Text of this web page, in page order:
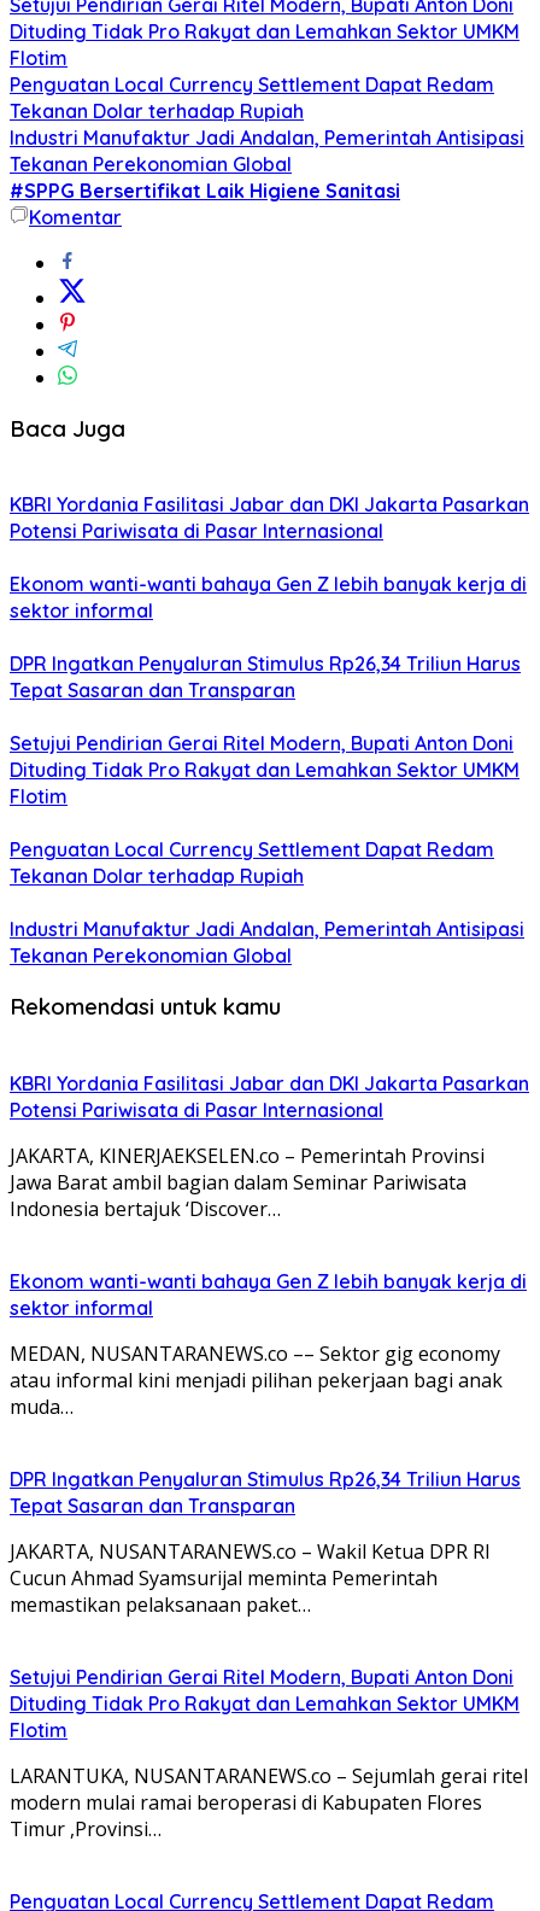
Dituding Tidak Pro Rakyat dan Lemahkan Sektor UMKM
Flotim
Penguatan Local Currency Settlement Dapat Redam
Tekanan Dolar terhadap Rupiah
Industri Manufaktur Jadi Andalan, Pemerintah Antisipasi
Tekanan Perekonomian Global
#SPPG Bersertifikat Laik Higiene Sanitasi
Komentar
Baca Juga
KBRI Yordania Fasilitasi Jabar dan DKI Jakarta Pasarkan
Potensi Pariwisata di Pasar Internasional
Ekonom wanti-wanti bahaya Gen Z lebih banyak kerja di
sektor informal
DPR Ingatkan Penyaluran Stimulus Rp26,34 Triliun Harus
Tepat Sasaran dan Transparan
Setujui Pendirian Gerai Ritel Modern, Bupati Anton Doni
Dituding Tidak Pro Rakyat dan Lemahkan Sektor UMKM
Flotim
Penguatan Local Currency Settlement Dapat Redam
Tekanan Dolar terhadap Rupiah
Industri Manufaktur Jadi Andalan, Pemerintah Antisipasi
Tekanan Perekonomian Global
Rekomendasi untuk kamu
KBRI Yordania Fasilitasi Jabar dan DKI Jakarta Pasarkan
Potensi Pariwisata di Pasar Internasional
JAKARTA, KINERJAEKSELEN.co – Pemerintah Provinsi
Jawa Barat ambil bagian dalam Seminar Pariwisata
Indonesia bertajuk ‘Discover…
Ekonom wanti-wanti bahaya Gen Z lebih banyak kerja di
sektor informal
MEDAN, NUSANTARANEWS.co –– Sektor gig economy
atau informal kini menjadi pilihan pekerjaan bagi anak
muda…
DPR Ingatkan Penyaluran Stimulus Rp26,34 Triliun Harus
Tepat Sasaran dan Transparan
JAKARTA, NUSANTARANEWS.co – Wakil Ketua DPR RI
Cucun Ahmad Syamsurijal meminta Pemerintah
memastikan pelaksanaan paket…
Setujui Pendirian Gerai Ritel Modern, Bupati Anton Doni
Dituding Tidak Pro Rakyat dan Lemahkan Sektor UMKM
Flotim
LARANTUKA, NUSANTARANEWS.co – Sejumlah gerai ritel
modern mulai ramai beroperasi di Kabupaten Flores
Timur ,Provinsi…
Penguatan Local Currency Settlement Dapat Redam